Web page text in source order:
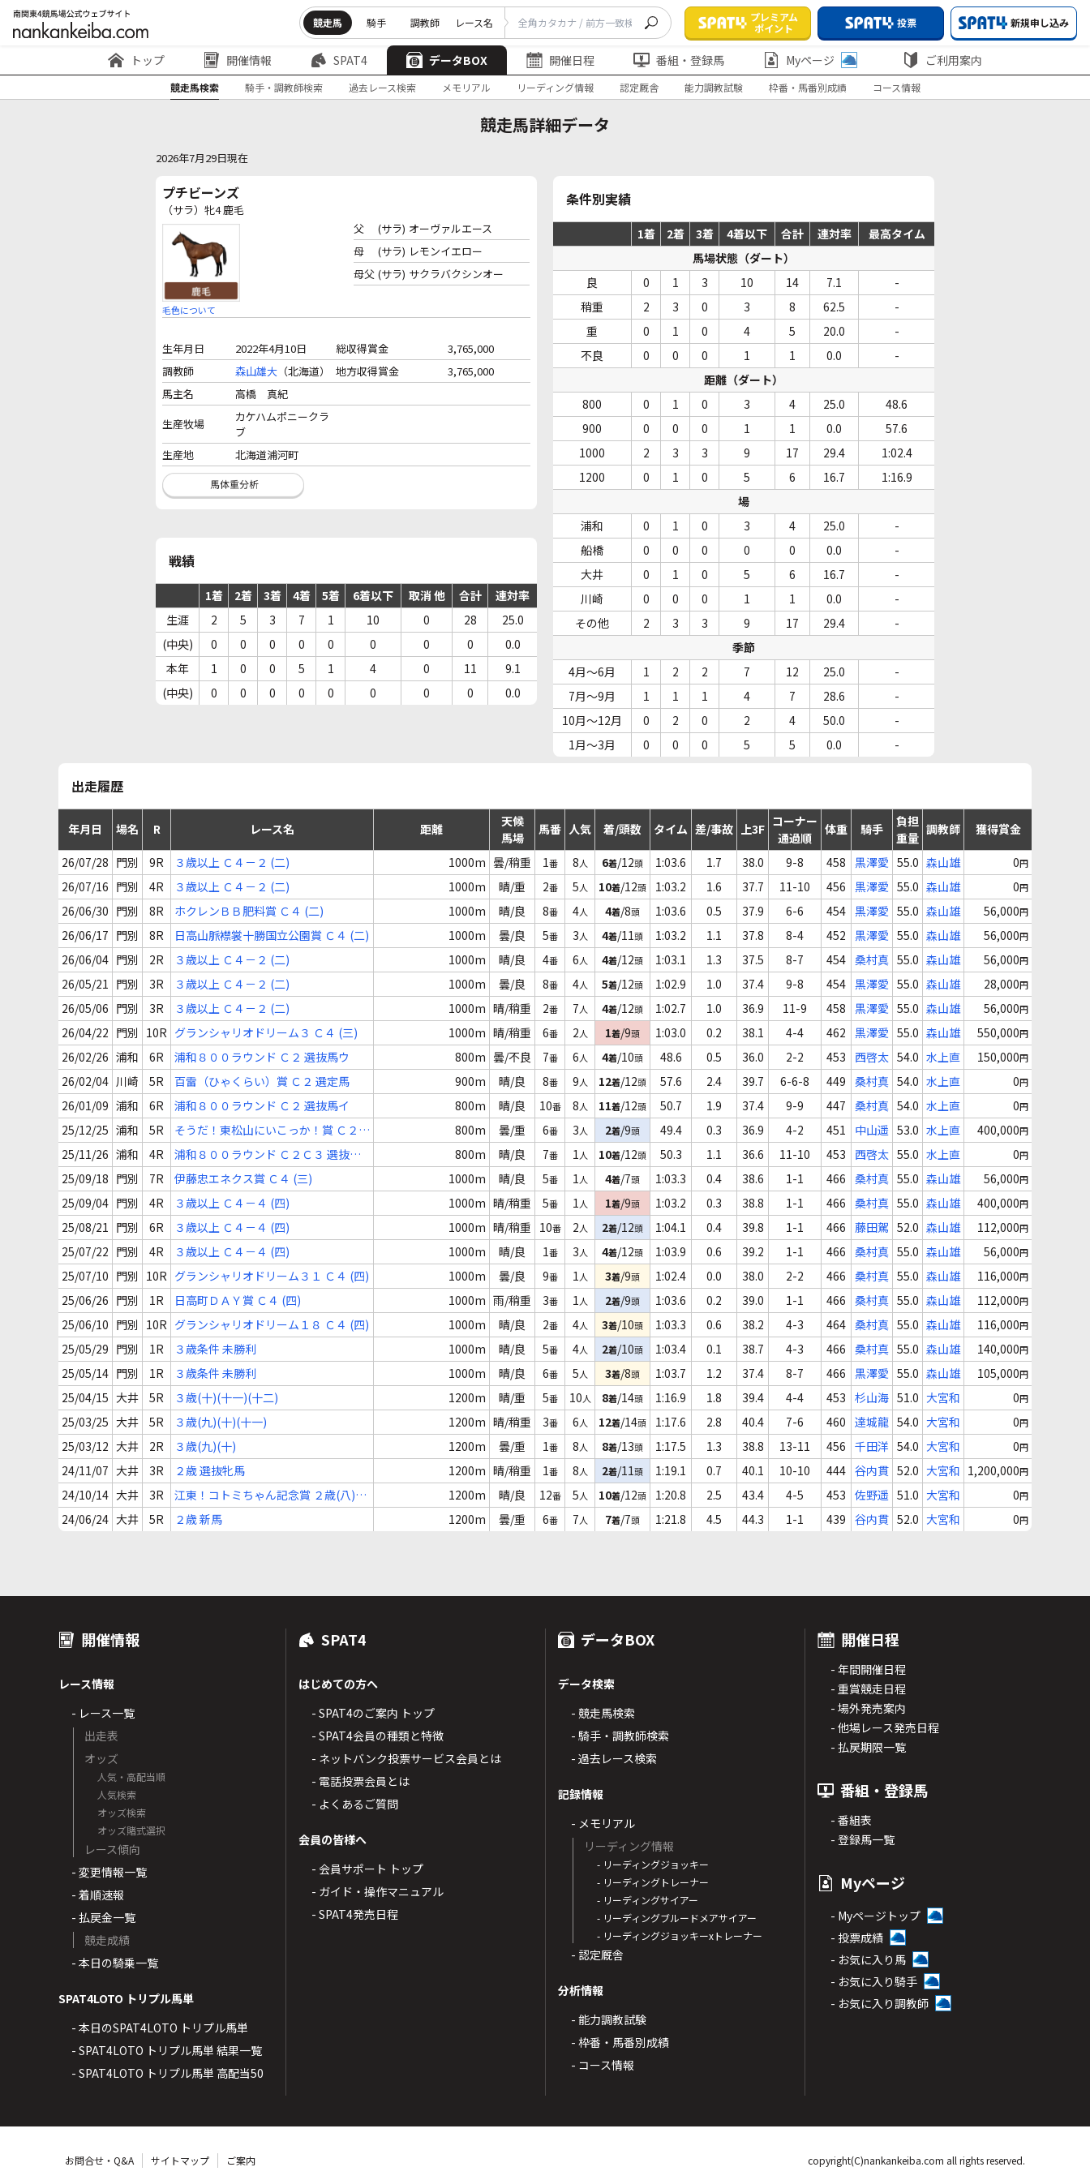
競走馬 騎手 調教師 レース名
プレミアム
ポイント
投票 新規申し込み
トップ 開催情報 SPAT4 データBOX 開催日程 番組・登録馬 Myページ ご利用案内
競走馬検索 騎手・調教師検索 過去レース検索 メモリアル リーディング情報 認定厩舎 能力調教試験 枠番・馬番別成績 コース情報
競走馬詳細データ
2026年7月29日現在
プチビーンズ
（サラ）牝4 鹿毛
毛色について
父 (サラ) オーヴァルエース
母
(サラ) レモンイエロー
母父 (サラ) サクラバクシンオー
生年月日 2022年4月10日 総収得賞金
3,765,000
調教師
森山雄大 （北海道） 地方収得賞金
3,765,000
馬主名
高橋 真紀
生産牧場
カケハムポニークラ
ブ
生産地
北海道浦河町
戦績
1着 2着 3着 4着 5着 6着以下 取消 他 合計
連対率
生涯
2 5 3 7 1 10 0 28
25.0
(中央)
0 0 0 0 0 0 0 0
0.0
本年
1 0 0 5 1 4 0 11
9.1
(中央)
0 0 0 0 0 0 0 0 0.0
条件別実績
1着 2着 3着 4着以下 合計 連対率
最高タイム
馬場状態（ダート）
良
0 1 3 10 14 7.1
-
稍重
2 3 0 3 8 62.5
-
重
0 1 0 4 5 20.0
-
不良
0 0 0 1 1 0.0
-
距離（ダート）
800
0 1 0 3 4 25.0
48.6
900
0 0 0 1 1 0.0
57.6
1000
2 3 3 9 17 29.4
1:02.4
1200
0 1 0 5 6 16.7
1:16.9
場
浦和
0 1 0 3 4 25.0
-
船橋
0 0 0 0 0 0.0
-
大井
0 1 0 5 6 16.7
-
川崎
0 0 0 1 1 0.0
-
その他
2 3 3 9 17 29.4
-
季節
4月～6月
1 2 2 7 12 25.0
-
7月～9月
1 1 1 4 7 28.6
-
10月～12月
0 2 0 2 4 50.0
-
1月～3月
0 0 0 5 5 0.0 -
出走履歴
年月日 場名 R レース名 距離
天候
馬場
馬番 人気 着/頭数 タイム 差/事故 上3F コーナー
通過順
体重 騎手
負担
重量
調教師 獲得賞金
26/07/28 門別 9R ３歳以上 Ｃ４－２ (二) 1000m 曇/稍重 1番 8人 6着/12頭 1:03.6 1.7 38.0 9-8 458 黒澤愛 55.0 森山雄 0円
26/07/16 門別 4R ３歳以上 Ｃ４－２ (二) 1000m 晴/重 2番 5人 10着/12頭 1:03.2 1.6 37.7 11-10 456 黒澤愛 55.0 森山雄 0円
26/06/30 門別 8R ホクレンＢＢ肥料賞 Ｃ４ (二) 1000m 晴/良 8番 4人 4着/8頭 1:03.6 0.5 37.9 6-6 454 黒澤愛 55.0 森山雄 56,000円
26/06/17 門別 8R 日高山脈襟裳十勝国立公園賞 Ｃ４ (二) 1000m 曇/良 5番 3人 4着/11頭 1:03.2 1.1 37.8 8-4 452 黒澤愛 55.0 森山雄 56,000円
26/06/04 門別 2R ３歳以上 Ｃ４－２ (二) 1000m 晴/良 4番 6人 4着/12頭 1:03.1 1.3 37.5 8-7 454 桑村真 55.0 森山雄 56,000円
26/05/21 門別 3R ３歳以上 Ｃ４－２ (二) 1000m 曇/良 8番 4人 5着/12頭 1:02.9 1.0 37.4 9-8 454 黒澤愛 55.0 森山雄 28,000円
26/05/06 門別 3R ３歳以上 Ｃ４－２ (二) 1000m 晴/稍重 2番 7人 4着/12頭 1:02.7 1.0 36.9 11-9 458 黒澤愛 55.0 森山雄 56,000円
26/04/22 門別 10R グランシャリオドリーム３ Ｃ４ (三) 1000m 晴/稍重 6番 2人 1着/9頭 1:03.0 0.2 38.1 4-4 462 黒澤愛 55.0 森山雄 550,000円
26/02/26 浦和 6R 浦和８００ラウンド Ｃ２ 選抜馬ウ 800m 曇/不良 7番 6人 4着/10頭 48.6 0.5 36.0 2-2 453 西啓太 54.0 水上直 150,000円
26/02/04 川崎 5R 百雷（ひゃくらい）賞 Ｃ２ 選定馬 900m 晴/良 8番 9人 12着/12頭 57.6 2.4 39.7 6-6-8 449 桑村真 54.0 水上直 0円
26/01/09 浦和 6R 浦和８００ラウンド Ｃ２ 選抜馬イ 800m 晴/良 10番 8人 11着/12頭 50.7 1.9 37.4 9-9 447 桑村真 54.0 水上直 0円
25/12/25 浦和 5R
そうだ！東松山にいこっか！賞 Ｃ２Ｃ
３ 選抜馬ウ選抜馬ア
800m 曇/重 6番 3人 2着/9頭 49.4 0.3 36.9 4-2 451 中山遥 53.0 水上直 400,000円
25/11/26 浦和 4R
浦和８００ラウンド Ｃ２Ｃ３ 選抜馬
ウ選抜馬ア
800m 晴/良 7番 1人 10着/12頭 50.3 1.1 36.6 11-10 453 西啓太 55.0 水上直 0円
25/09/18 門別 7R 伊藤忠エネクス賞 Ｃ４ (三) 1000m 晴/良 5番 1人 4着/7頭 1:03.3 0.4 38.6 1-1 466 桑村真 55.0 森山雄 56,000円
25/09/04 門別 4R ３歳以上 Ｃ４－４ (四) 1000m 晴/稍重 5番 1人 1着/9頭 1:03.2 0.3 38.8 1-1 466 桑村真 55.0 森山雄 400,000円
25/08/21 門別 6R ３歳以上 Ｃ４－４ (四) 1000m 晴/稍重 10番 2人 2着/12頭 1:04.1 0.4 39.8 1-1 466 藤田駕 52.0 森山雄 112,000円
25/07/22 門別 4R ３歳以上 Ｃ４－４ (四) 1000m 晴/良 1番 3人 4着/12頭 1:03.9 0.6 39.2 1-1 466 桑村真 55.0 森山雄 56,000円
25/07/10 門別 10R グランシャリオドリーム３１ Ｃ４ (四) 1000m 曇/良 9番 1人 3着/9頭 1:02.4 0.0 38.0 2-2 466 桑村真 55.0 森山雄 116,000円
25/06/26 門別 1R 日高町ＤＡＹ賞 Ｃ４ (四) 1000m 雨/稍重 3番 1人 2着/9頭 1:03.6 0.2 39.0 1-1 466 桑村真 55.0 森山雄 112,000円
25/06/10 門別 10R グランシャリオドリーム１８ Ｃ４ (四) 1000m 晴/良 2番 4人 3着/10頭 1:03.3 0.6 38.2 4-3 464 桑村真 55.0 森山雄 116,000円
25/05/29 門別 1R ３歳条件 未勝利 1000m 晴/良 5番 4人 2着/10頭 1:03.4 0.1 38.7 4-3 466 桑村真 55.0 森山雄 140,000円
25/05/14 門別 1R ３歳条件 未勝利 1000m 晴/良 6番 5人 3着/8頭 1:03.7 1.2 37.4 8-7 466 黒澤愛 55.0 森山雄 105,000円
25/04/15 大井 5R ３歳(十)(十一)(十二) 1200m 晴/重 5番 10人 8着/14頭 1:16.9 1.8 39.4 4-4 453 杉山海 51.0 大宮和 0円
25/03/25 大井 5R ３歳(九)(十)(十一) 1200m 晴/稍重 3番 6人 12着/14頭 1:17.6 2.8 40.4 7-6 460 達城龍 54.0 大宮和 0円
25/03/12 大井 2R ３歳(九)(十) 1200m 曇/重 1番 8人 8着/13頭 1:17.5 1.3 38.8 13-11 456 千田洋 54.0 大宮和 0円
24/11/07 大井 3R ２歳 選抜牝馬 1200m 晴/稍重 1番 8人 2着/11頭 1:19.1 0.7 40.1 10-10 444 谷内貫 52.0 大宮和 1,200,000円
24/10/14 大井 3R
江東！コトミちゃん記念賞 ２歳(八)
(九)
1200m 晴/良 12番 5人 10着/12頭 1:20.8 2.5 43.4 4-5 453 佐野遥 51.0 大宮和 0円
24/06/24 大井 5R ２歳 新馬 1200m 曇/重 6番 7人 7着/7頭 1:21.8 4.5 44.3 1-1 439 谷内貫 52.0 大宮和 0円
開催情報
レース情報
- レース一覧
出走表
オッズ
人気・高配当順
人気検索
オッズ検索
オッズ賭式選択
レース傾向
- 変更情報一覧
- 着順速報
- 払戻金一覧
競走成績
- 本日の騎乗一覧
SPAT4LOTO トリプル馬単
- 本日のSPAT4LOTO トリプル馬単
- SPAT4LOTO トリプル馬単 結果一覧
- SPAT4LOTO トリプル馬単 高配当50
SPAT4
はじめての方へ
- SPAT4のご案内 トップ
- SPAT4会員の種類と特徴
- ネットバンク投票サービス会員とは
- 電話投票会員とは
- よくあるご質問
会員の皆様へ
- 会員サポート トップ
- ガイド・操作マニュアル
- SPAT4発売日程
データBOX
データ検索
- 競走馬検索
- 騎手・調教師検索
- 過去レース検索
記録情報
- メモリアル
リーディング情報
- リーディングジョッキー
- リーディングトレーナー
- リーディングサイアー
- リーディングブルードメアサイアー
- リーディングジョッキーxトレーナー
- 認定厩舎
分析情報
- 能力調教試験
- 枠番・馬番別成績
- コース情報
開催日程
- 年間開催日程
- 重賞競走日程
- 場外発売案内
- 他場レース発売日程
- 払戻期限一覧
番組・登録馬
- 番組表
- 登録馬一覧
Myページ
- Myページトップ
- 投票成績
- お気に入り馬
- お気に入り騎手
- お気に入り調教師
お問合せ・Q&A サイトマップ ご案内 copyright(C)nankankeiba.com all rights reserved.